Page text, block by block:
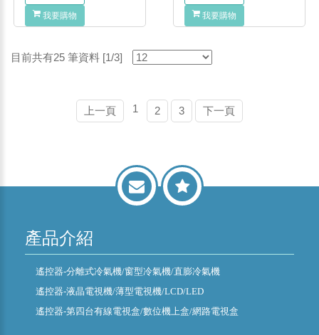
我要購物 我要購物
目前共有25 筆資料 [1/3]
上一頁 1 2 3 下一頁
產品介紹
遙控器-分離式冷氣機/窗型冷氣機/直膨冷氣機
遙控器-液晶電視機/薄型電視機/LCD/LED
遙控器-第四台有線電視盒/數位機上盒/網路電視盒